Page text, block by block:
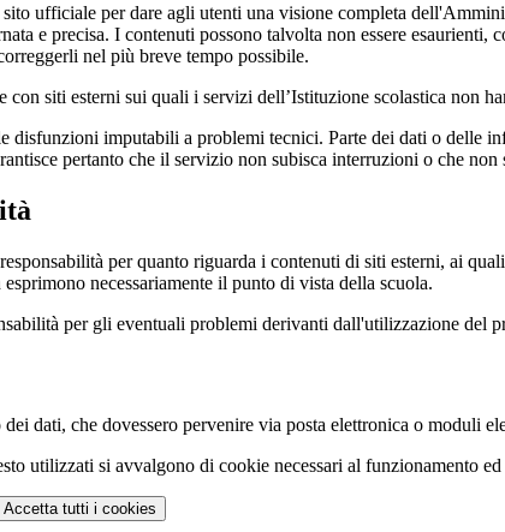
ufficiale per dare agli utenti una visione completa
e precisa. I contenuti possono talvolta non essere
nel più breve tempo possibile.
siti esterni sui quali i servizi dell’Istituzione scolastica non
disfunzioni imputabili a problemi tecnici. Parte dei dati o delle
pertanto che il servizio non subisca interruzioni o che
per quanto riguarda i contenuti di siti esterni, ai
necessariamente il punto di vista della scuola.
per gli eventuali problemi derivanti dall'utilizzazione del
dati, che dovessero pervenire via posta elettronica o moduli
utilizzati si avvalgono di cookie necessari al funzionamento
Accetta tutti i cookies